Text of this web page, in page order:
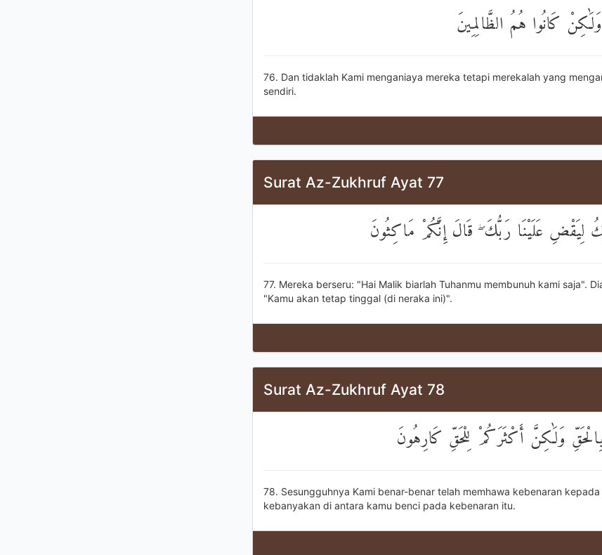
كَانُوا هُمُ الظَّالِمِينَ
76. Dan tidaklah Kami menganiaya mereka tetapi merekalah yang
sendiri.
Surat Az-Zukhruf Ayat 77
لِيَقْضِ عَلَيْنَا رَبُّكَ ۖ قَالَ إِنَّكُمْ مَاكِثُونَ
77. Mereka berseru: "Hai Malik biarlah Tuhanmu membunuh kami saja".
"Kamu akan tetap tinggal (di neraka ini)".
Surat Az-Zukhruf Ayat 78
وَلَٰكِنَّ أَكْثَرَكُمْ لِلْحَقِّ كَارِهُونَ
78. Sesungguhnya Kami benar-benar telah memhawa kebenaran
kebanyakan di antara kamu benci pada kebenaran itu.